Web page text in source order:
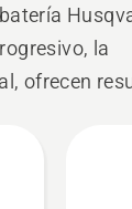
la
ofrecen